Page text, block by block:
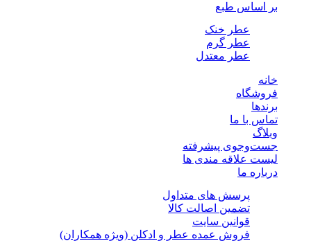
بر اساس طبع
عطر خنک
عطر گرم
عطر معتدل
خانه
فروشگاه
برندها
تماس با ما
وبلاگ
جست‌وجوی پیشرفته
لیست علاقه مندی ها
درباره ما
پرسش های متداول
تضمین اصالت کالا
قوانین سایت
فروش عمده عطر و ادکلن (ویژه همکاران)